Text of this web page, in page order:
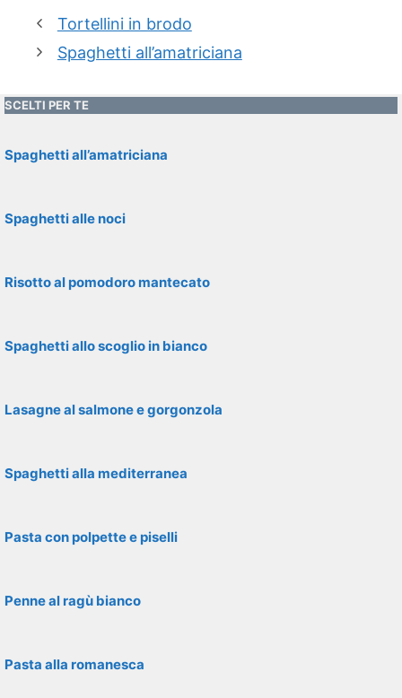
Tortellini in brodo
Spaghetti all’amatriciana
SCELTI PER TE
Spaghetti all’amatriciana
Spaghetti alle noci
Risotto al pomodoro mantecato
Spaghetti allo scoglio in bianco
Lasagne al salmone e gorgonzola
Spaghetti alla mediterranea
Pasta con polpette e piselli
Penne al ragù bianco
Pasta alla romanesca